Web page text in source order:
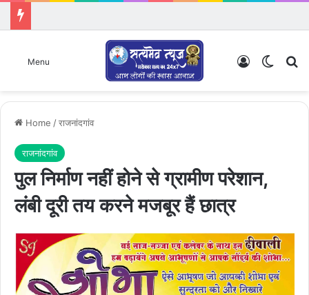
Menu Log In
Home /राजनांदगांव
राजनांदगांव
पुल निर्माण नहीं होने से ग्रामीण परेशान,
लंबी दूरी तय करने मजबूर हैं छात्र